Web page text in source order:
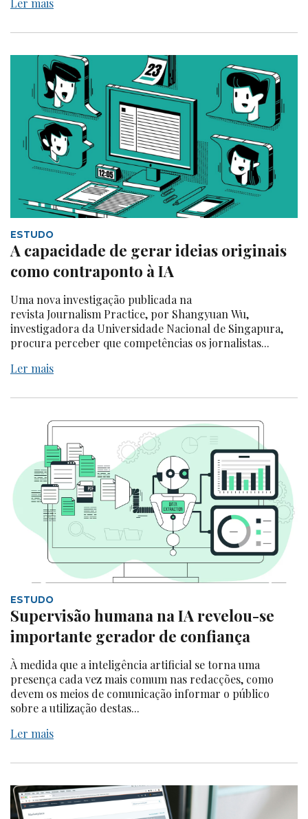
Ler mais
ESTUDO
A capacidade de gerar ideias originais
como contraponto à IA
Uma nova investigação publicada na
revista Journalism Practice, por Shangyuan Wu,
investigadora da Universidade Nacional de Singapura,
procura perceber que competências os jornalistas...
Ler mais
ESTUDO
Supervisão humana na IA revelou-se
importante gerador de confiança
À medida que a inteligência artificial se torna uma
presença cada vez mais comum nas redacções, como
devem os meios de comunicação informar o público
sobre a utilização destas...
Ler mais